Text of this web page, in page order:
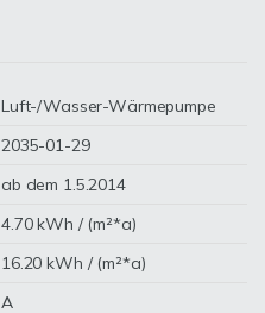
Luft-/Wasser-Wärmepumpe
2035-01-29
ab dem 1.5.2014
4.70 kWh / (m²*a)
16.20 kWh / (m²*a)
A